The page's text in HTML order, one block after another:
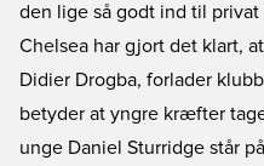
den lige så godt ind til privat
Chelsea har gjort det klart,
Didier Drogba, forlader
betyder at yngre kræfter
unge Daniel Sturridge står